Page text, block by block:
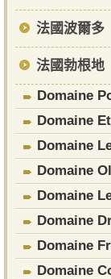
法國波爾多
法國勃根地
Domaine
Domaine
Domaine
Domaine
Domaine
Domaine
Domaine
Domaine